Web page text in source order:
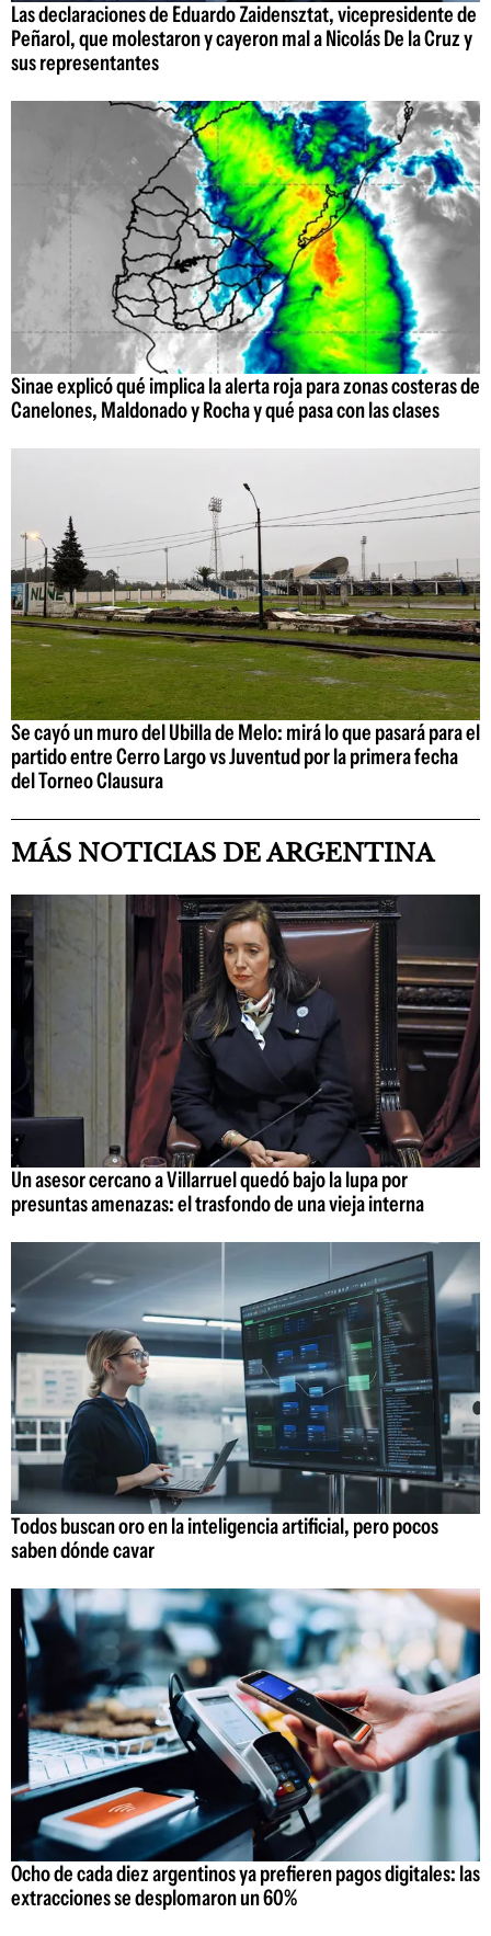
Las declaraciones de Eduardo Zaidensztat, vicepresidente de
Peñarol, que molestaron y cayeron mal a Nicolás De la Cruz y
sus representantes
Sinae explicó qué implica la alerta roja para zonas costeras de
Canelones, Maldonado y Rocha y qué pasa con las clases
Se cayó un muro del Ubilla de Melo: mirá lo que pasará para el
partido entre Cerro Largo vs Juventud por la primera fecha
del Torneo Clausura
MÁS NOTICIAS DE ARGENTINA
Un asesor cercano a Villarruel quedó bajo la lupa por
presuntas amenazas: el trasfondo de una vieja interna
Todos buscan oro en la inteligencia artificial, pero pocos
saben dónde cavar
Ocho de cada diez argentinos ya prefieren pagos digitales: las
extracciones se desplomaron un 60%